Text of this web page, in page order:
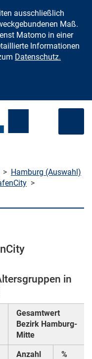
springen
ausschließlich
Maß.
Matomo in einer
Informationen
Datenschutz.
> Hamburg (Auswahl)
>
in
Gesamtwert
Bezirk Hamburg-
Mitte
Anzahl %